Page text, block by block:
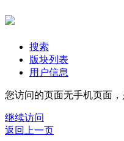
搜索
版块列表
用户信息
您访问的页面无手机页面
继续访问
返回上一页